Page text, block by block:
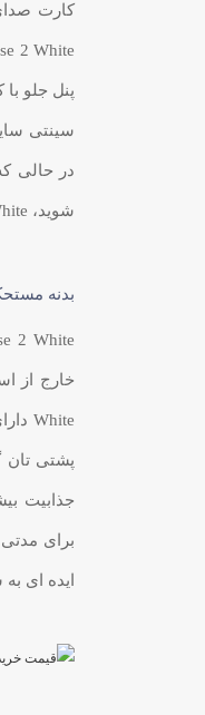
کارت
در حالی
شوید، MiniFuse 2 White همراه با یک پکیج نرم افزاری در اختیار شما قرار می‌گیرد که حاوی برخی از محبوب ترین پلاگین‌های Arturia می‌باشد.
بدنه
خارج از
White دارای
پشتی تان
جذابیت
ایده ای